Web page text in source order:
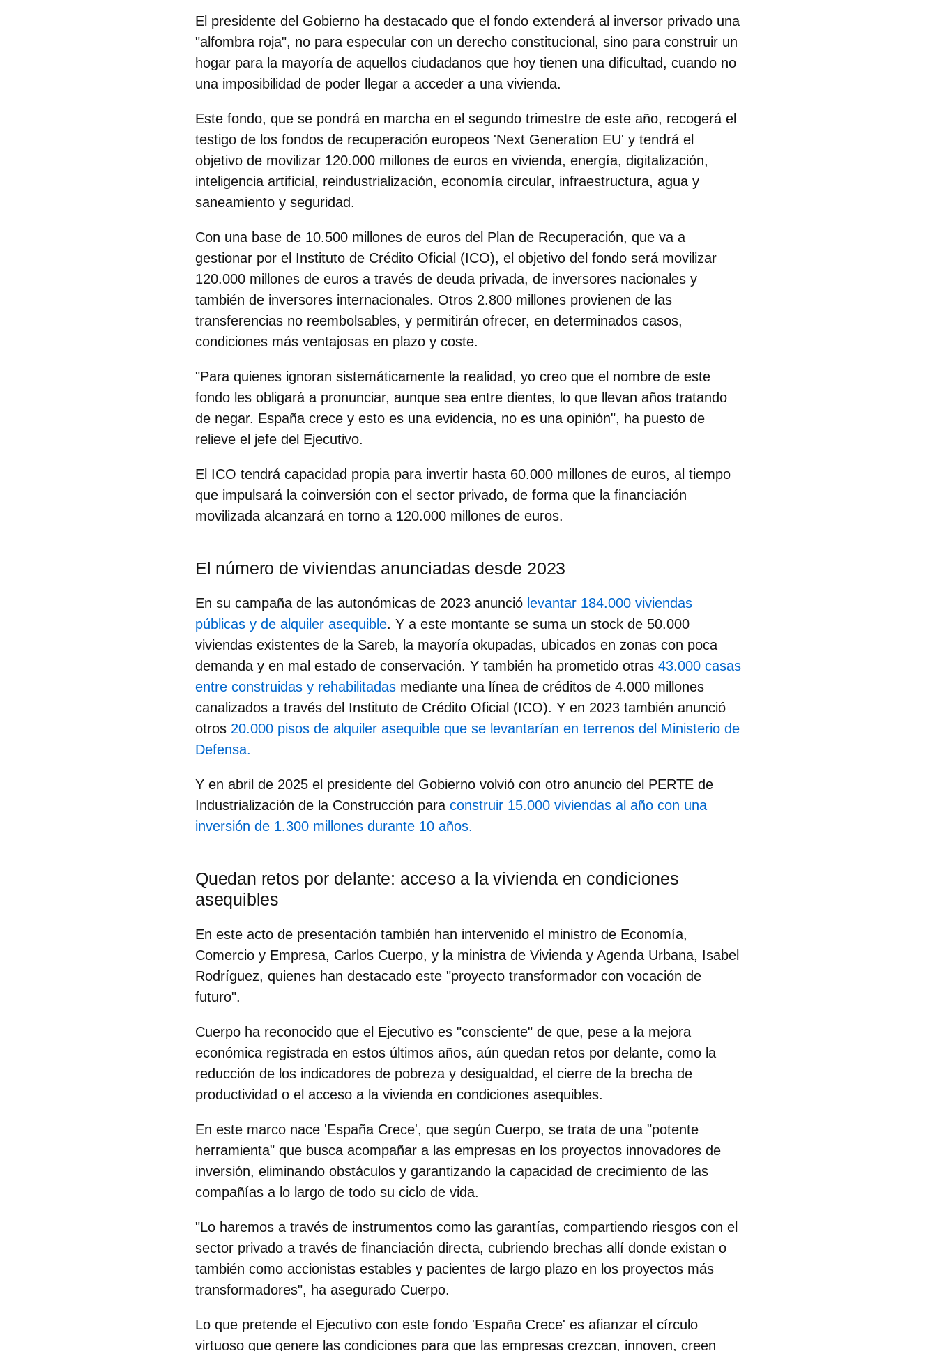
El presidente del Gobierno ha destacado que el fondo extenderá al inversor privado una
"alfombra roja", no para especular con un derecho constitucional, sino para construir un
hogar para la mayoría de aquellos ciudadanos que hoy tienen una dificultad, cuando no
una imposibilidad de poder llegar a acceder a una vivienda.
Este fondo, que se pondrá en marcha en el segundo trimestre de este año, recogerá el
testigo de los fondos de recuperación europeos 'Next Generation EU' y tendrá el
objetivo de movilizar 120.000 millones de euros en vivienda, energía, digitalización,
inteligencia artificial, reindustrialización, economía circular, infraestructura, agua y
saneamiento y seguridad.
Con una base de 10.500 millones de euros del Plan de Recuperación, que va a
gestionar por el Instituto de Crédito Oficial (ICO), el objetivo del fondo será movilizar
120.000 millones de euros a través de deuda privada, de inversores nacionales y
también de inversores internacionales. Otros 2.800 millones provienen de las
transferencias no reembolsables, y permitirán ofrecer, en determinados casos,
condiciones más ventajosas en plazo y coste.
"Para quienes ignoran sistemáticamente la realidad, yo creo que el nombre de este
fondo les obligará a pronunciar, aunque sea entre dientes, lo que llevan años tratando
de negar. España crece y esto es una evidencia, no es una opinión", ha puesto de
relieve el jefe del Ejecutivo.
El ICO tendrá capacidad propia para invertir hasta 60.000 millones de euros, al tiempo
que impulsará la coinversión con el sector privado, de forma que la financiación
movilizada alcanzará en torno a 120.000 millones de euros.
El número de viviendas anunciadas desde 2023
En su campaña de las autonómicas de 2023 anunció levantar 184.000 viviendas
públicas y de alquiler asequible. Y a este montante se suma un stock de 50.000
viviendas existentes de la Sareb, la mayoría okupadas, ubicados en zonas con poca
demanda y en mal estado de conservación. Y también ha prometido otras 43.000 casas
entre construidas y rehabilitadas mediante una línea de créditos de 4.000 millones
canalizados a través del Instituto de Crédito Oficial (ICO). Y en 2023 también anunció
otros 20.000 pisos de alquiler asequible que se levantarían en terrenos del Ministerio de
Defensa.
Y en abril de 2025 el presidente del Gobierno volvió con otro anuncio del PERTE de
Industrialización de la Construcción para construir 15.000 viviendas al año con una
inversión de 1.300 millones durante 10 años.
Quedan retos por delante: acceso a la vivienda en condiciones
asequibles
En este acto de presentación también han intervenido el ministro de Economía,
Comercio y Empresa, Carlos Cuerpo, y la ministra de Vivienda y Agenda Urbana, Isabel
Rodríguez, quienes han destacado este "proyecto transformador con vocación de
futuro".
Cuerpo ha reconocido que el Ejecutivo es "consciente" de que, pese a la mejora
económica registrada en estos últimos años, aún quedan retos por delante, como la
reducción de los indicadores de pobreza y desigualdad, el cierre de la brecha de
productividad o el acceso a la vivienda en condiciones asequibles.
En este marco nace 'España Crece', que según Cuerpo, se trata de una "potente
herramienta" que busca acompañar a las empresas en los proyectos innovadores de
inversión, eliminando obstáculos y garantizando la capacidad de crecimiento de las
compañías a lo largo de todo su ciclo de vida.
"Lo haremos a través de instrumentos como las garantías, compartiendo riesgos con el
sector privado a través de financiación directa, cubriendo brechas allí donde existan o
también como accionistas estables y pacientes de largo plazo en los proyectos más
transformadores", ha asegurado Cuerpo.
Lo que pretende el Ejecutivo con este fondo 'España Crece' es afianzar el círculo
virtuoso que genere las condiciones para que las empresas crezcan, innoven, creen